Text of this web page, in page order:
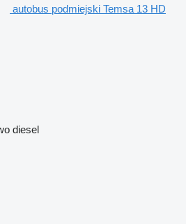
autobus podmiejski Temsa 13 HD
diesel